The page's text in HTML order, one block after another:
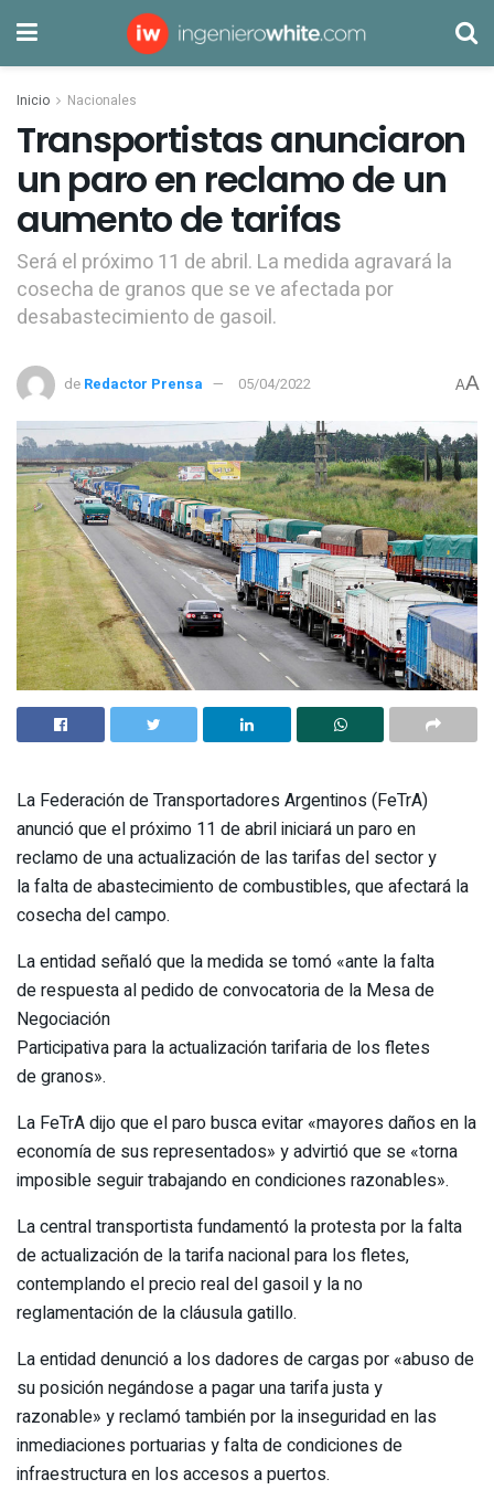
Inicio Nacionales
Transportistas anunciaron
un paro en reclamo de un
aumento de tarifas
Será el próximo 11 de abril. La medida agravará la
cosecha de granos que se ve afectada por
desabastecimiento de gasoil.
de Redactor Prensa 05/04/2022 AA
La Federación de Transportadores Argentinos (FeTrA)
anunció que el próximo 11 de abril iniciará un paro en
reclamo de una actualización de las tarifas del sector y
la falta de abastecimiento de combustibles, que afectará la
cosecha del campo.
La entidad señaló que la medida se tomó «ante la falta
de respuesta al pedido de convocatoria de la Mesa de
Negociación
Participativa para la actualización tarifaria de los fletes
de granos».
La FeTrA dijo que el paro busca evitar «mayores daños en la
economía de sus representados» y advirtió que se «torna
imposible seguir trabajando en condiciones razonables».
La central transportista fundamentó la protesta por la falta
de actualización de la tarifa nacional para los fletes,
contemplando el precio real del gasoil y la no
reglamentación de la cláusula gatillo.
La entidad denunció a los dadores de cargas por «abuso de
su posición negándose a pagar una tarifa justa y
razonable» y reclamó también por la inseguridad en las
inmediaciones portuarias y falta de condiciones de
infraestructura en los accesos a puertos.